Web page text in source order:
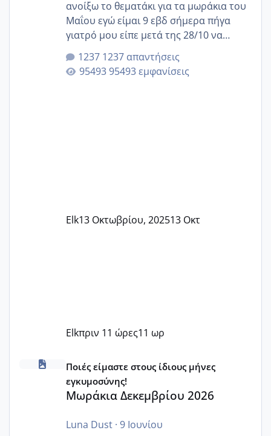
ανοίξω το θεματάκι για τα μωράκια του
Μαΐου εγώ είμαι 9 εβδ σήμερα πήγα
γιατρό μου είπε μετά της 28/10 να
κλείσω ραντεβού για την αυχενική είναι
καμιά άλλη κοπέλα να γεννάει Μάιο ;;
1237 απαντήσεις
95493 εμφανίσεις
Elk13 Οκτωβρίου, 202513 Οκτ
Elkπριν 11 ώρες11 ωρ
Μωράκια Δεκεμβρίου 2026
Ποιές είμαστε στους ίδιους μήνες
εγκυμοσύνης!
Μωράκια Δεκεμβρίου 2026
Luna Dust· 9 Ιουνίου